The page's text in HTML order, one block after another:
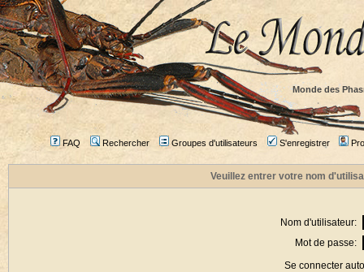
Monde des
FAQ Rechercher Groupes d'utilisateurs S'enregistrer
Veuillez entrer votre nom
Nom d'utilisateur:
Mot de passe:
Se connecter